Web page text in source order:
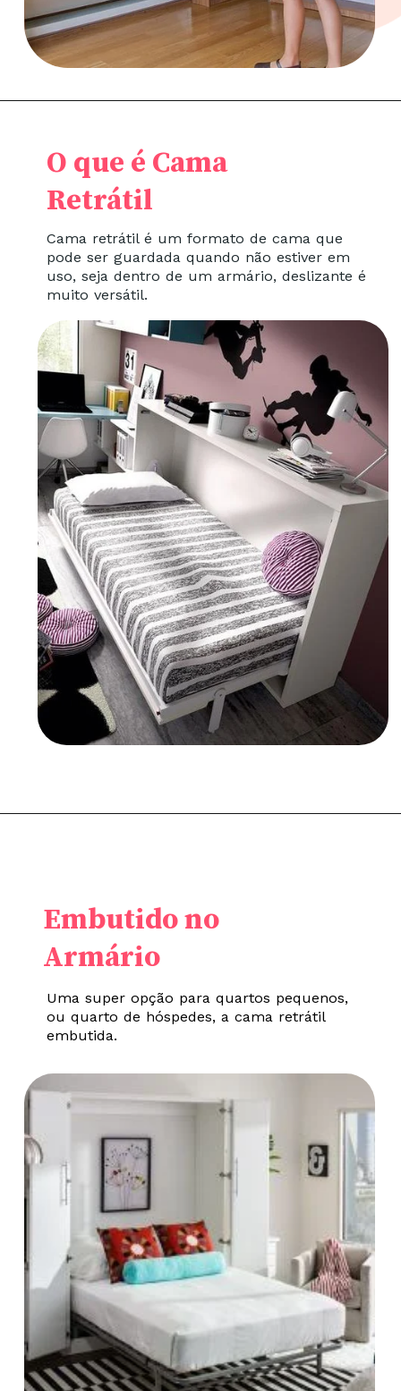
Cama retrátil é um formato de cama que
pode ser guardada quando não estiver em
uso, seja dentro de um armário, deslizante é
muito versátil.
O que é Cama
Retrátil
Uma super opção para quartos pequenos,
ou quarto de hóspedes, a cama retrátil
embutida.
Embutido no
Armário